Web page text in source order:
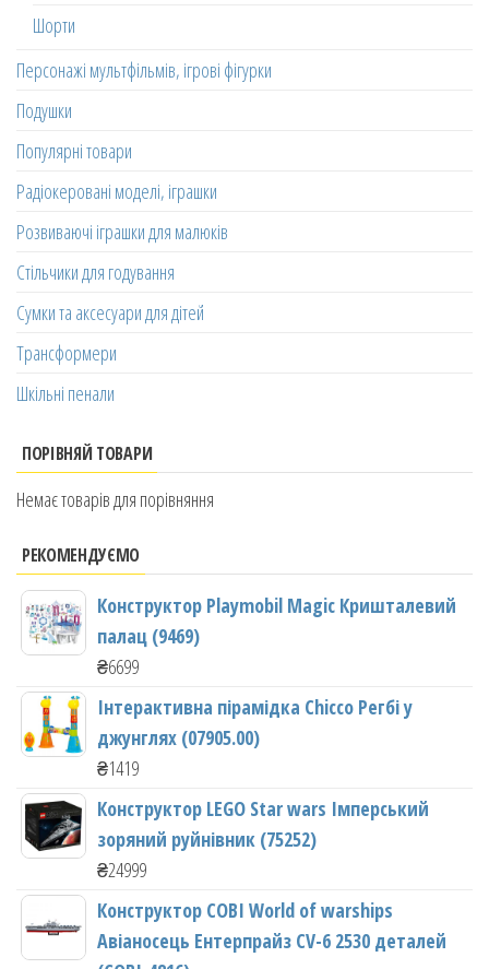
Шорти
Персонажі мультфільмів, ігрові фігурки
Подушки
Популярні товари
Радіокеровані моделі, іграшки
Розвиваючі іграшки для малюків
Стільчики для годування
Сумки та аксесуари для дітей
Трансформери
Шкільні пенали
ПОРІВНЯЙ ТОВАРИ
Немає товарів для порівняння
РЕКОМЕНДУЄМО
Конструктор Playmobil Magic Кришталевий
палац (9469)
₴6699
Інтерактивна пірамідка Chicco Регбі у
джунглях (07905.00)
₴1419
Конструктор LEGO Star wars Імперський
зоряний руйнівник (75252)
₴24999
Конструктор COBI World of warships
Авіаносець Ентерпрайз CV-6 2530 деталей